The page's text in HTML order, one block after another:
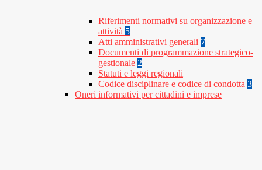
Riferimenti normativi su organizzazione e
attività 5
Atti amministrativi generali 7
Documenti di programmazione strategico-
gestionale 2
Statuti e leggi regionali
Codice disciplinare e codice di condotta 3
Oneri informativi per cittadini e imprese